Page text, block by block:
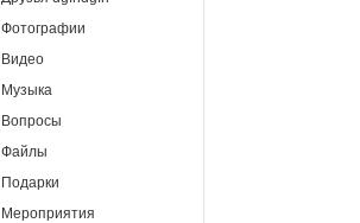
Фотографии
Видео
Музыка
Вопросы
Файлы
Подарки
Мероприятия